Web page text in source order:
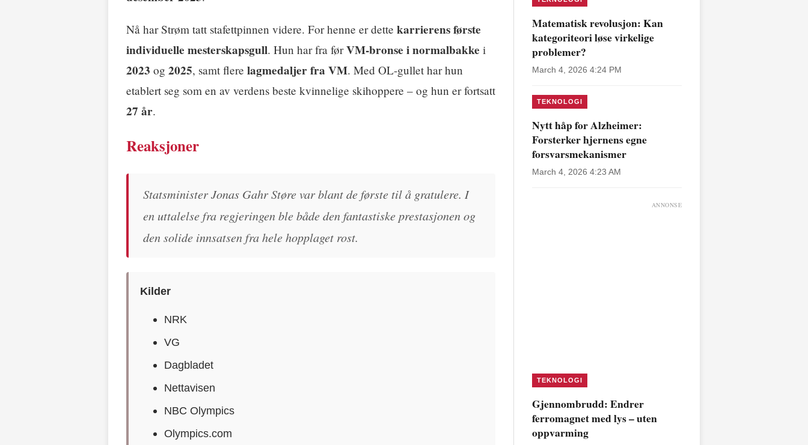
Nå har Strøm tatt stafettpinnen videre. For henne er dette karrierens første
individuelle mesterskapsgull. Hun har fra førVM-bronse i normalbakke i
2023 og 2025, samt flere lagmedaljer fra VM. Med OL-gullet har hun
etablert seg som en av verdens beste kvinnelige skihoppere – og hun er fortsatt
27 år.
Reaksjoner
Statsminister Jonas Gahr Støre var blant de første til å gratulere. I
en uttalelse fra regjeringen ble både den fantastiske prestasjonen og
den solide innsatsen fra hele hopplaget rost.
Kilder
NRK
VG
Dagbladet
Nettavisen
NBC Olympics
Olympics.com
Matematisk revolusjon: Kan
kategoriteori løse virkelige
problemer?
March 4, 2026 4:24 PM
TEKNOLOGI
Nytt håp for Alzheimer:
Forsterker hjernens egne
forsvarsmekanismer
March 4, 2026 4:23 AM
ANNONSE
TEKNOLOGI
Gjennombrudd: Endrer
ferromagnet med lys – uten
oppvarming